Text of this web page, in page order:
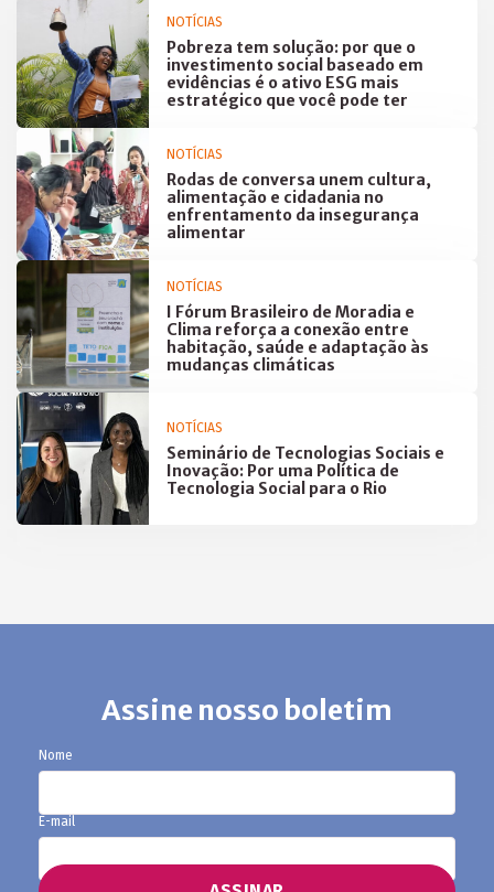
NOTÍCIAS
Pobreza tem solução: por que o
investimento social baseado em
evidências é o ativo ESG mais
estratégico que você pode ter
NOTÍCIAS
Rodas de conversa unem cultura,
alimentação e cidadania no
enfrentamento da insegurança
alimentar
NOTÍCIAS
I Fórum Brasileiro de Moradia e
Clima reforça a conexão entre
habitação, saúde e adaptação às
mudanças climáticas
NOTÍCIAS
Seminário de Tecnologias Sociais e
Inovação: Por uma Política de
Tecnologia Social para o Rio
Assine nosso boletim
Nome
E-mail